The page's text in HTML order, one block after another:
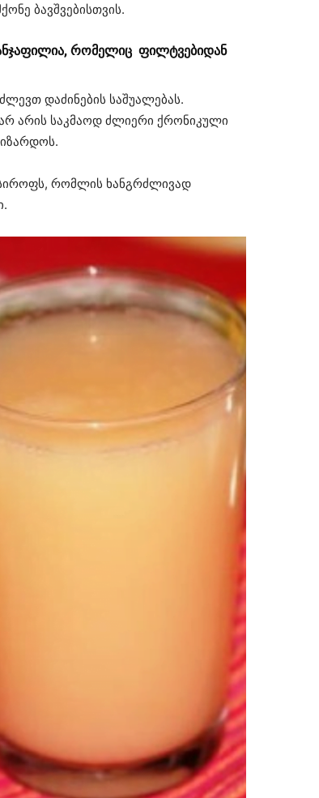
ბავშვებისთვის.
რომელიც ფილტვებიდან
დაძინების საშუალებას.
არის საკმაოდ ძლიერი ქრონიკული
რომლის ხანგრძლივად